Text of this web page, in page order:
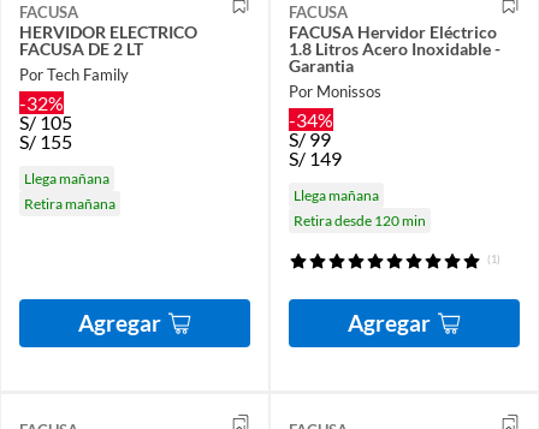
FACUSA
HERVIDOR ELECTRICO
FACUSA DE 2 LT
Por Tech Family
-32%
S/105
S/ 155
Llega mañana
Retira mañana
Agregar
FACUSA
FACUSA Hervidor Eléctrico
1.8 Litros Acero Inoxidable -
Garantia
Por Monissos
-34%
S/99
S/ 149
Llega mañana
Retira desde 120 min
(1)
Agregar